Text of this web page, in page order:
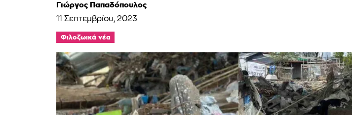
Γιώργος Παπαδόπουλος
11 Σεπτεμβρίου, 2023
Φιλοζωικά νέα